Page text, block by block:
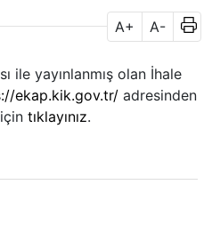
A+ A-
ile yayınlanmış olan İhale
ekap.kik.gov.tr/ adresinden
tıklayınız.